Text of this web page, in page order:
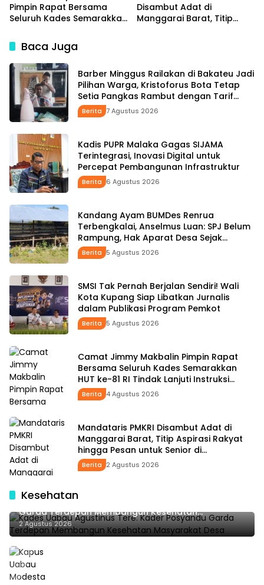
Pimpin Rapat Bersama
Seluruh Kades Semarakkan
Instruksi Bupati SBS dan
Wabup HMS
Disambut Adat di
Manggarai Barat, Titip
Baca Juga
Barber Minggus Railakan di Bakateu Jadi
Pilihan Warga, Kristoforus Bota Tetap
Setia Pangkas Rambut dengan Tarif
Rp15 Ribu per Kepala
Berita 7 Agustus 2026
Kadis PUPR Malaka Gagas SIJAMA
Terintegrasi, Inovasi Digital untuk
Percepat Pembangunan Infrastruktur
Berita 6 Agustus 2026
Kandang Ayam BUMDes Renrua
Terbengkalai, Anselmus Luan: SPJ Belum
Rampung, Hak Aparat Desa Sejak
Januari Belum Dibayar
Berita 5 Agustus 2026
SMSI Tak Pernah Berjalan Sendiri! Wali
Kota Kupang Siap Libatkan Jurnalis
dalam Publikasi Program Pemkot
Berita 5 Agustus 2026
Camat Jimmy Makbalin Pimpin Rapat
Bersama Seluruh Kades Semarakkan
HUT ke-81 RI Tindak Lanjuti Instruksi
Bupati SBS dan Wabup HMS
Berita 4 Agustus 2026
Mandataris PMKRI Disambut Adat di
Manggarai Barat, Titip Aspirasi Rakyat
hingga Pesan untuk Senior di
Pemerintahan
Berita 2 Agustus 2026
Kesehatan
Kades Uabau Agustinus Tere: Kader Posyandu
Garda Terdepan Membangun Kesehatan
Masyarakat Desa
2 Agustus 2026